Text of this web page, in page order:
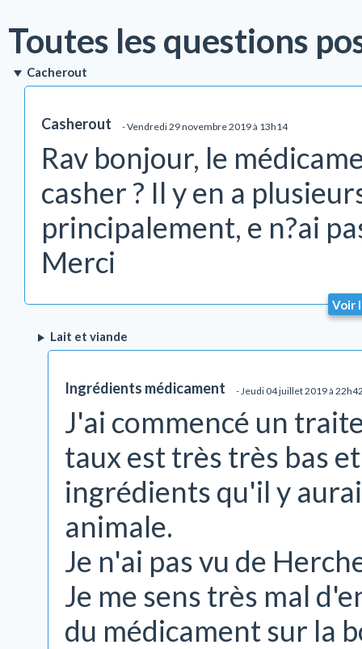
Toutes les questions
Cacherout
Casherout - Vendredi 29 novembre 2019 à 13h14
Rav bonjour, le
casher ? Il y en a
principalement, e n?ai
Merci
Voir
Lait et viande
Ingrédients médicament - Jeudi 04 juillet 2019 à
J'ai commencé un
taux est très très bas
ingrédients qu'il y
animale.
Je n'ai pas vu de
Je me sens très mal
du médicament sur la